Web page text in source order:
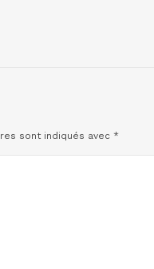
sont indiqués avec *